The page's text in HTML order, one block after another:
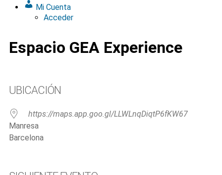
Mi Cuenta
Acceder
Espacio GEA Experience
UBICACIÓN
https://maps.app.goo.gl/LLWLnqDiqtP6fKW67
Manresa
Barcelona